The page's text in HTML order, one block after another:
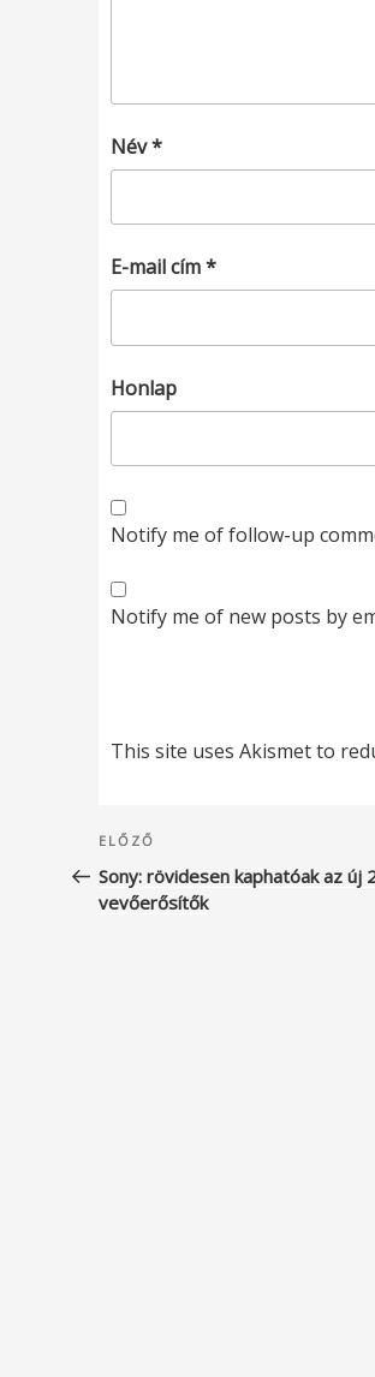
Név*
E-mail cím*
Honlap
Notify me of follow-up
Notify me of new posts by
This site uses Akismet to
Bejegyzés
navigáció
Korábbi
bejegyzés
ELŐZŐ
Sony: rövidesen kaphatóak az új
vevőerősítők